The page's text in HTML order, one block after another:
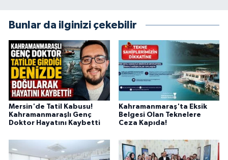
Bunlar da ilginizi çekebilir
Mersin'de Tatil Kabusu!
Kahramanmaraşlı Genç
Doktor Hayatını Kaybetti
Kahramanmaraş'ta Eksik
Belgesi Olan Teknelere
Ceza Kapıda!
YEREL
BÖLGEDEN
BİLİM TEKNOLOJİ
ASAYİŞ